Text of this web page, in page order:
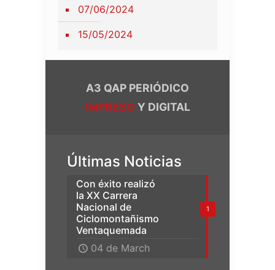
07/06/2024
15/05/2024
A3 QAP PERIÓDICO
IMPRESO Y DIGITAL
Últimas Noticias
1
Con éxito realizó
la XX Carrera
Nacional de
Ciclomontañismo
Ventaquemada
04 de March